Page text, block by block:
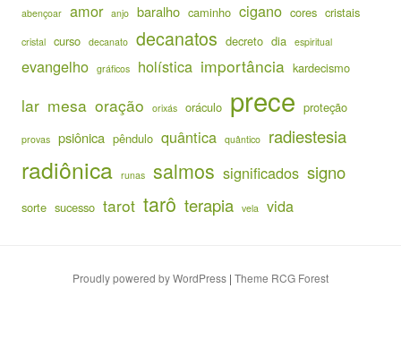
abençoar amor anjo baralho caminho cigano cores cristais
cristal curso decanato decanatos decreto dia espiritual
evangelho gráficos holística importância kardecismo
lar mesa oração orixás oráculo prece proteção
provas psiônica pêndulo quântica quântico radiestesia
radiônica runas salmos significados signo
sorte sucesso tarot tarô terapia vela vida
Proudly powered by WordPress | Theme RCG Forest